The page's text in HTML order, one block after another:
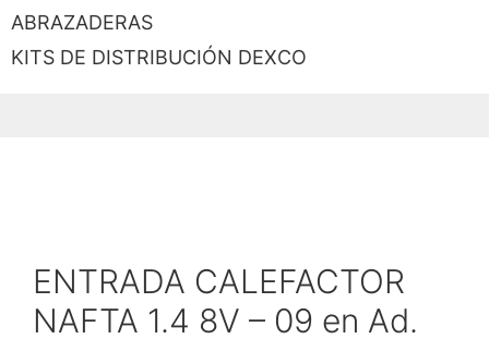
ENTRADA CALEFACTOR
NAFTA 1.4 8V – 09 en Ad.
ABRAZADERAS
KITS DE DISTRIBUCIÓN DEXCO